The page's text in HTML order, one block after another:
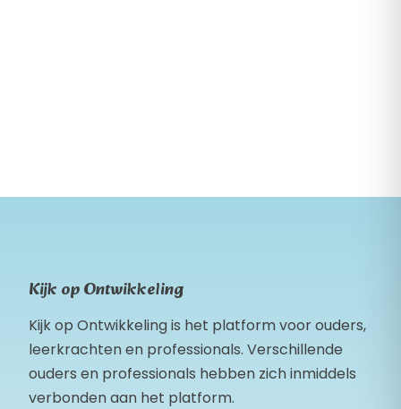
Kijk op Ontwikkeling
Kijk op Ontwikkeling is het platform voor ouders,
leerkrachten en professionals. Verschillende
ouders en professionals hebben zich inmiddels
verbonden aan het platform.